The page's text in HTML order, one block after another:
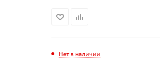
Нет в наличии